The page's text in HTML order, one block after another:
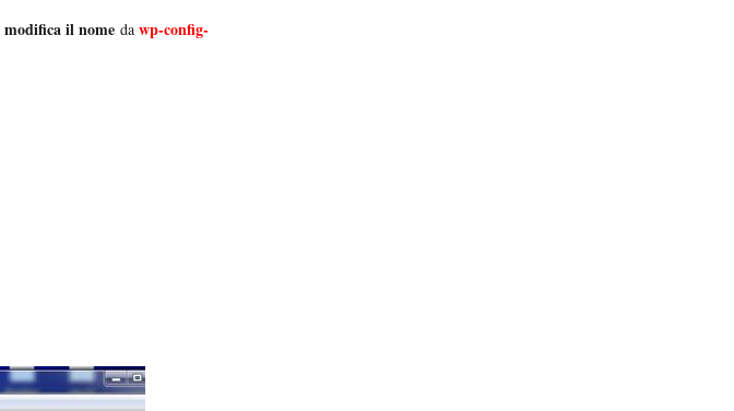
modifica il nome dawp-config-